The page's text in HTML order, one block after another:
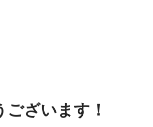
ございます！